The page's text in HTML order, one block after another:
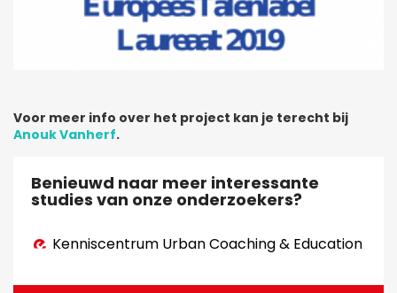
Voor meer info over het project kan je terecht bij
Anouk Vanherf.
Benieuwd naar meer interessante
studies van onze onderzoekers?
Kenniscentrum Urban Coaching & Education